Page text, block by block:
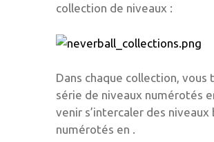
collection de niveaux :
Dans chaque collection, vous
série de niveaux numérotés
venir s’intercaler des niveaux
numérotés en .